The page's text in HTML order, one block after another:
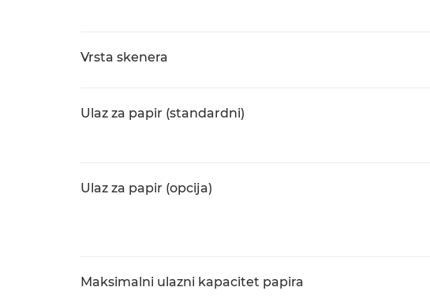
Vrsta skenera
Ulaz za papir (standardni)
Ulaz za papir (opcija)
Maksimalni ulazni kapacitet papira